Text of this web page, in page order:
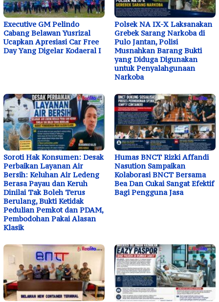
Executive GM Pelindo
Cabang Belawan Yusrizal
Ucapkan Apresiasi Car Free
Day Yang Digelar Kodaeral I
Polsek NA IX-X Laksanakan
Grebek Sarang Narkoba di
Pulo Jantan, Polisi
Musnahkan Barang Bukti
yang Diduga Digunakan
untuk Penyalahgunaan
Narkoba
Soroti Hak Konsumen: Desak
Perbaikan Layanan Air
Bersih: Keluhan Air Ledeng
Berasa Payau dan Keruh
Dinilai Tak Boleh Terus
Berulang, Bukti Ketidak
Pedulian Pemkot dan PDAM,
Pembodohan Pakai Alasan
Klasik
Humas BNCT Rizki Affandi
Nasution Sampaikan
Kolaborasi BNCT Bersama
Bea Dan Cukai Sangat Efektif
Bagi Pengguna Jasa